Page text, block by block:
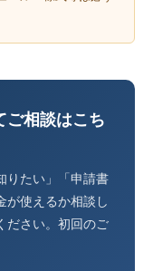
ご相談はこち
りたい」「申請書
が使えるか相談し
ださい。初回のご